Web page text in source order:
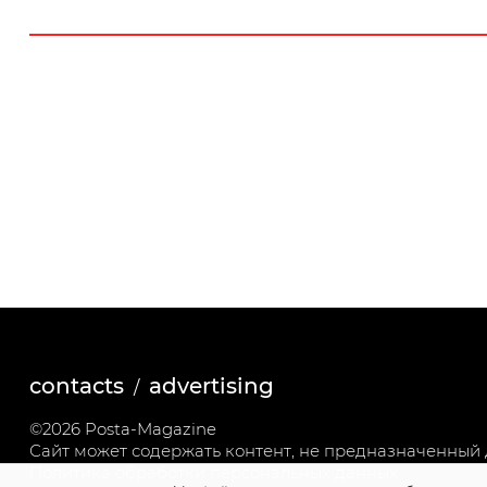
contacts advertising
©2026 Posta-Magazine
Сайт может содержать контент, не предназначенный